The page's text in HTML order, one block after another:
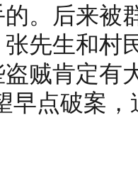
。后来被
先生和村
盗贼肯定有
早点破案